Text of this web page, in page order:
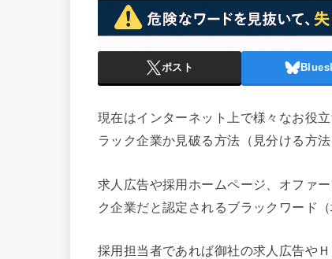
ポスト
現在はインターネット上で様々なお役
ラック企業か見破る方法（見分ける方
求人広告や採用ホームページ、オファ
ク企業だと認定されるブラックワード
採用担当者であれば御社の求人広告や